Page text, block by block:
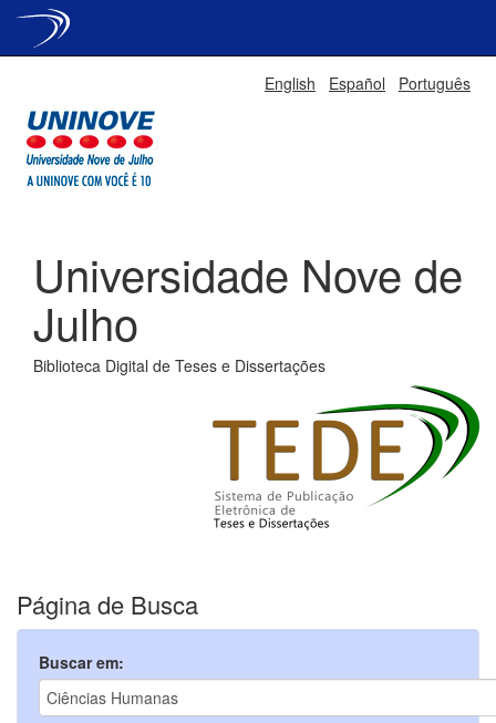
English Español Português
Universidade Nove de
Julho
Biblioteca Digital de Teses e Dissertações
Página de Busca
Buscar em: